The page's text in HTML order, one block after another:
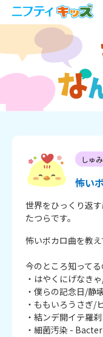
しゅみ
怖い
世界をひっくり返す
たつらです。
怖いボカロ曲を教
今のところ知って
・はやくにげなき
・僕らの記念日/静
・ももいろうさぎ/
・結ンデ開イテ羅
・細菌汚染 -